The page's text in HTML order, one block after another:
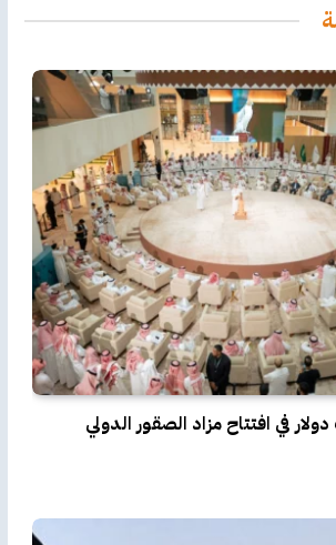
بـ144 ألف دولار في افتتاح مزاد الصقور الدولي